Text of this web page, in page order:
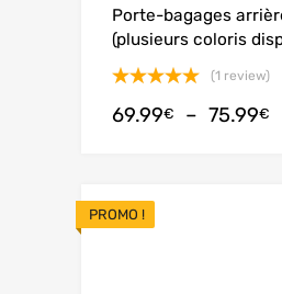
Porte-bagages
(plusieurs coloris
sur 5
(1 review)
69.99€ – 75.99€
PROMO !